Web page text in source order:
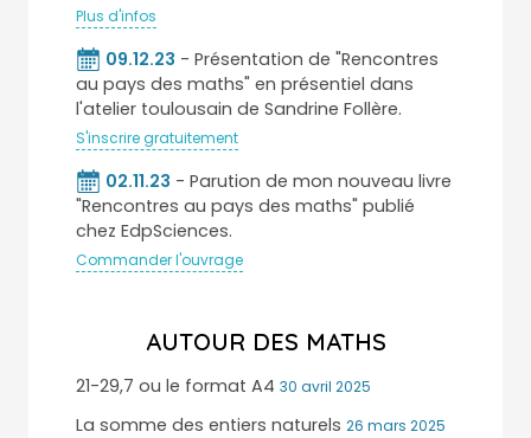
Plus d'infos
09.12.23 - Présentation de "Rencontres
au pays des maths" en présentiel dans
l'atelier toulousain de Sandrine Follère.
S'inscrire gratuitement
02.11.23 - Parution de mon nouveau livre
"Rencontres au pays des maths" publié
chez EdpSciences.
Commander l'ouvrage
AUTOUR DES MATHS
21-29,7 ou le format A4 30 avril 2025
La somme des entiers naturels 26 mars 2025